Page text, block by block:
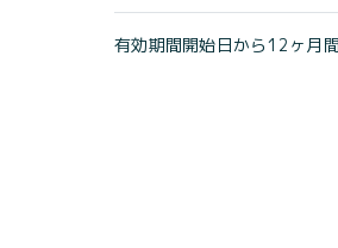
有効期間開始日から12ヶ月